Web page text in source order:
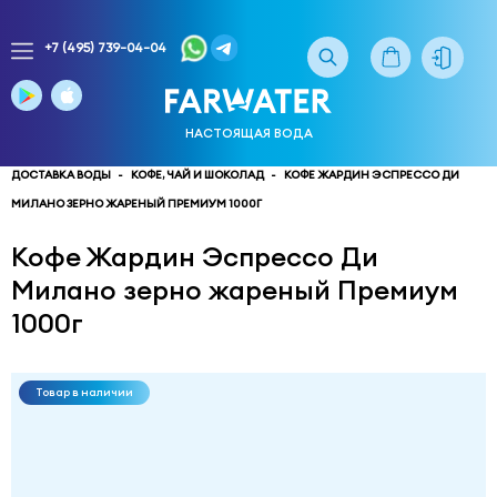
доставки
воды
многоканальный
service@truewater.ru
141033Московская
область Мытищинский
р-
н,
Мытищи,
+7 (495) 739-04-04
НАСТОЯЩАЯ ВОДА
ДОСТАВКА ВОДЫ КОФЕ, ЧАЙ И ШОКОЛАД
КОФЕ ЖАРДИН ЭСПРЕССО ДИ
МИЛАНО ЗЕРНО ЖАРЕНЫЙ ПРЕМИУМ 1000Г
Кофе Жардин Эспрессо Ди
Милано зерно жареный Премиум
1000г
Товар в наличии